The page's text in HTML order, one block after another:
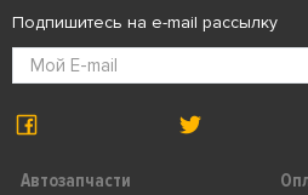
Автозапчасти
Подпишитесь на e-mail рассылку